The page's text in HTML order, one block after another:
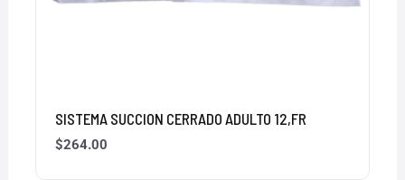
SISTEMA SUCCION CERRADO ADULTO 12,FR
$264.00